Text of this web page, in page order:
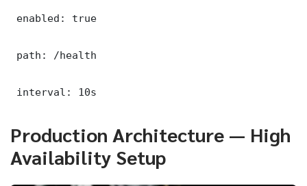
enabled: true
path: /health
interval: 10s
Production Architecture — High
Availability Setup